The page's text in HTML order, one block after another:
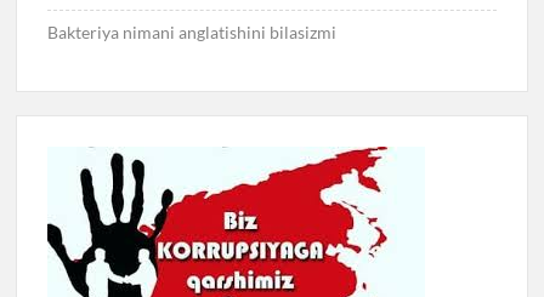
Bakteriya nimani anglatishini bilasizmi